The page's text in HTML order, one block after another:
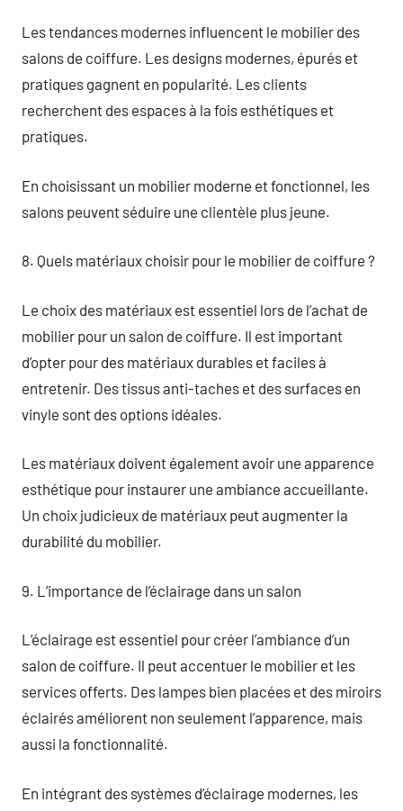
Les tendances modernes influencent le mobilier des
salons de coiffure. Les designs modernes, épurés et
pratiques gagnent en popularité. Les clients
recherchent des espaces à la fois esthétiques et
pratiques.
En choisissant un mobilier moderne et fonctionnel, les
salons peuvent séduire une clientèle plus jeune.
8. Quels matériaux choisir pour le mobilier de coiffure ?
Le choix des matériaux est essentiel lors de l’achat de
mobilier pour un salon de coiffure. Il est important
d’opter pour des matériaux durables et faciles à
entretenir. Des tissus anti-taches et des surfaces en
vinyle sont des options idéales.
Les matériaux doivent également avoir une apparence
esthétique pour instaurer une ambiance accueillante.
Un choix judicieux de matériaux peut augmenter la
durabilité du mobilier.
9. L’importance de l’éclairage dans un salon
L’éclairage est essentiel pour créer l’ambiance d’un
salon de coiffure. Il peut accentuer le mobilier et les
services offerts. Des lampes bien placées et des miroirs
éclairés améliorent non seulement l’apparence, mais
aussi la fonctionnalité.
En intégrant des systèmes d’éclairage modernes, les